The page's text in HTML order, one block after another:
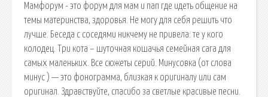
Мамфорум - это форум для мам и пап где идеть общение на
темы материнства, здоровья. Не могу для себя решить что
лучше. Беседа с соседями никчему не привела: те у кого
колодец. Три кота – шуточная кошачья семейная сага для
самых маленьких. Все сюжеты серий. Минусовка (от слова
минус ) — это фонограмма, близкая к оригиналу или сам
оригинал. Здравствуйте, спасибо за светлые красивые песни.